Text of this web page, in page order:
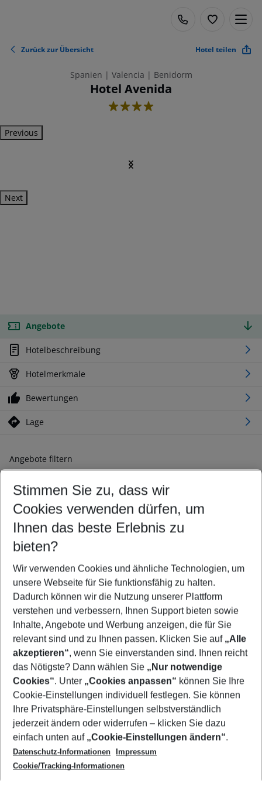
Zurück zur Übersicht Hotel teilen
Spanien | Valencia | Benidorm
Hotel Avenida
4
Previous
Next
Angebote
Hotelbeschreibung
Hotelmerkmale
Bewertungen
Lage
Angebote filtern
Ändern Sie Ihre Kriterien nach Ihren Wünschen
Abflughafen wählen
Beliebiger Abflughafen
Reisezeitraum wählen
09.08.26– 07.08.27 5-8 Nächte
2 Erwachsene Keine Kinder
Mehr Filter anzeigen
Footer
Footer navigation
Über uns
AGB
Cookie-Einstellungen ändern
Cookie-Richtlinie
Datenschutz
Service & Hilfe
Barrierefreies Reisen
Check-in
Folgen Sie uns
Stimmen Sie zu, dass wir
Cookies verwenden dürfen, um
Ihnen das beste Erlebnis zu
bieten?
Wir verwenden Cookies und ähnliche Technologien, um
unsere Webseite für Sie funktionsfähig zu halten.
Dadurch können wir die Nutzung unserer Plattform
verstehen und verbessern, Ihnen Support bieten sowie
Inhalte, Angebote und Werbung anzeigen, die für Sie
relevant sind und zu Ihnen passen. Klicken Sie auf „Alle
akzeptieren“, wenn Sie einverstanden sind. Ihnen reicht
das Nötigste? Dann wählen Sie „Nur notwendige
Cookies“. Unter „Cookies anpassen“ können Sie Ihre
Cookie-Einstellungen individuell festlegen. Sie können
Ihre Privatsphäre-Einstellungen selbstverständlich
jederzeit ändern oder widerrufen – klicken Sie dazu
einfach unten auf „Cookie-Einstellungen ändern“.
Datenschutz-Informationen
Impressum
Cookie/Tracking-Informationen